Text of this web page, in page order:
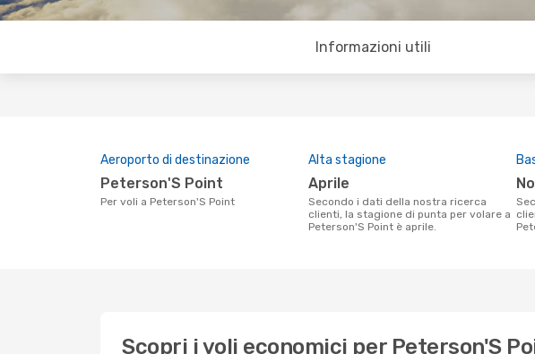
Informazioni utili
Aeroporto di destinazione
Peterson'S Point
Per voli a Peterson'S Point
Alta stagione
aprile
Secondo i dati della nostra ricerca
clienti, la stagione di punta per volare a
Peterson'S Point è aprile.
Secondo i dati della nostra ricerca
Scopri i voli economici per Peterson'S